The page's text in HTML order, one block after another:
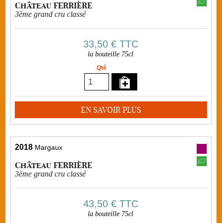
Château FERRIÈRE
3ème grand cru classé
33,50 €TTC
la bouteille 75cl
Qté
EN SAVOIR PLUS
2018 Margaux
Château FERRIÈRE
3ème grand cru classé
43,50 €TTC
la bouteille 75cl